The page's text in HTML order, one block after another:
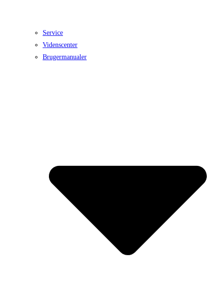
Service
Videnscenter
Brugermanualer